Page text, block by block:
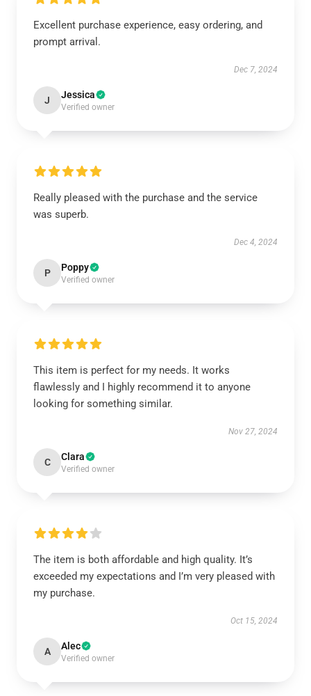
Excellent purchase experience, easy ordering, and
prompt arrival.
Dec 7, 2024
J Jessica
Verified owner
Really pleased with the purchase and the service
was superb.
Dec 4, 2024
P Poppy
Verified owner
This item is perfect for my needs. It works
flawlessly and I highly recommend it to anyone
looking for something similar.
Nov 27, 2024
C Clara
Verified owner
The item is both affordable and high quality. It’s
exceeded my expectations and I’m very pleased with
my purchase.
Oct 15, 2024
A Alec
Verified owner